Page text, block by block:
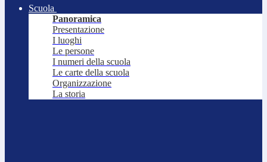
Scuola
Panoramica
Presentazione
I luoghi
Le persone
I numeri della scuola
Le carte della scuola
Organizzazione
La storia